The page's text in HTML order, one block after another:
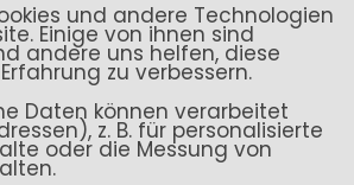
und andere Technologien
Einige von ihnen sind
andere uns helfen, diese
zu verbessern.
Daten können verarbeitet
z. B. für personalisierte
oder die Messung von